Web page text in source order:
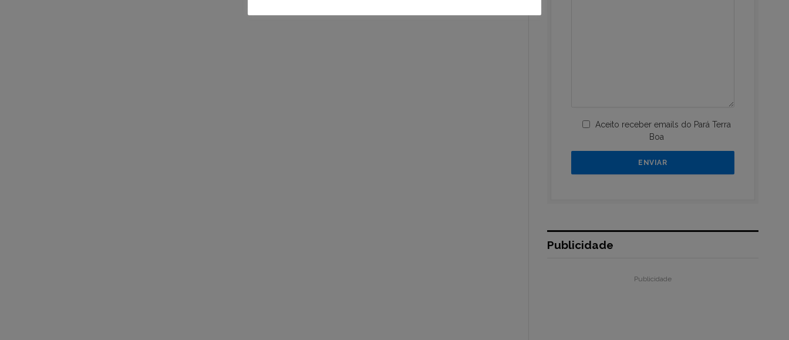
Aceito receber emails do Pará Terra
Boa
Publicidade
Publicidade